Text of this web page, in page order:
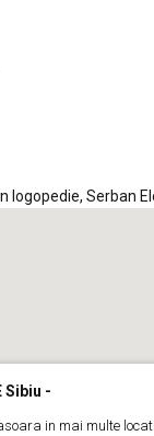
logopedie, Serban
Sibiu -
in mai multe